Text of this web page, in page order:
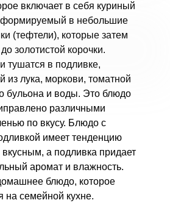
включает в себя куриный
в небольшие
(тефтели), которые затем
золотистой корочки.
тушатся в подливке,
из лука, моркови, томатной
бульона и воды. Это блюдо
различными
по вкусу. Блюдо с
имеет тенденцию
а подливка придает
аромат и влажность.
блюдо, которое
на семейной кухне.